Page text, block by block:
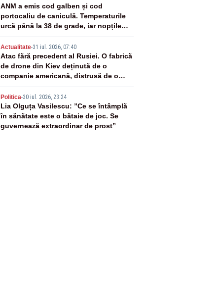
ANM a emis cod galben și cod
portocaliu de caniculă. Temperaturile
urcă până la 38 de grade, iar nopțile
devin tropicale
Actualitate-31 iul. 2026, 07:40
Atac fără precedent al Rusiei. O fabrică
de drone din Kiev deținută de o
companie americană, distrusă de o
rachetă rusească
Politica-30 iul. 2026, 23:24
Lia Olguța Vasilescu: ”Ce se întâmplă
în sănătate este o bătaie de joc. Se
guvernează extraordinar de prost”